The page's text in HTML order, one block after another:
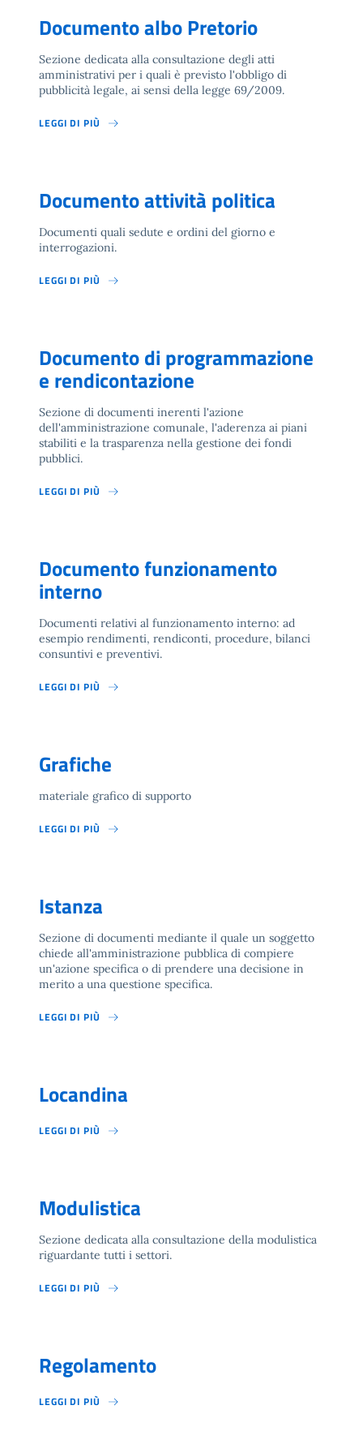
Documento albo Pretorio
Sezione dedicata alla consultazione degli atti
amministrativi per i quali è previsto l'obbligo di
pubblicità legale, ai sensi della legge 69/2009.
LEGGI DI PIÙ
Documento attività politica
Documenti quali sedute e ordini del giorno e
interrogazioni.
LEGGI DI PIÙ
Documento di programmazione
e rendicontazione
Sezione di documenti inerenti l'azione
dell'amministrazione comunale, l'aderenza ai piani
stabiliti e la trasparenza nella gestione dei fondi
pubblici.
LEGGI DI PIÙ
Documento funzionamento
interno
Documenti relativi al funzionamento interno: ad
esempio rendimenti, rendiconti, procedure, bilanci
consuntivi e preventivi.
LEGGI DI PIÙ
Grafiche
materiale grafico di supporto
LEGGI DI PIÙ
Istanza
Sezione di documenti mediante il quale un soggetto
chiede all'amministrazione pubblica di compiere
un'azione specifica o di prendere una decisione in
merito a una questione specifica.
LEGGI DI PIÙ
Locandina
LEGGI DI PIÙ
Modulistica
Sezione dedicata alla consultazione della modulistica
riguardante tutti i settori.
LEGGI DI PIÙ
Regolamento
LEGGI DI PIÙ